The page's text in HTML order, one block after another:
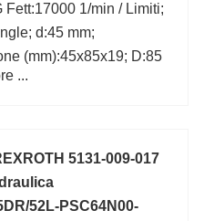
Fett:17000 1/min / Limiti;
d:45 mm;
(mm):45x85x19; D:85
...
5131-009-017
52L-PSC64N00-